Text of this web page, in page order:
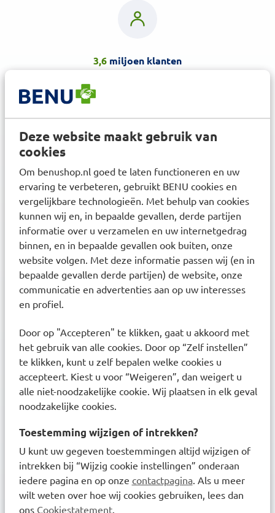
Deze website maakt gebruik van
cookies
Om benushop.nl goed te laten functioneren en uw
ervaring te verbeteren, gebruikt BENU cookies en
vergelijkbare technologieën. Met behulp van cookies
kunnen wij en, in bepaalde gevallen, derde partijen
informatie over u verzamelen en uw internetgedrag
binnen, en in bepaalde gevallen ook buiten, onze
website volgen. Met deze informatie passen wij (en in
bepaalde gevallen derde partijen) de website, onze
communicatie en advertenties aan op uw interesses
en profiel.
Door op "Accepteren" te klikken, gaat u akkoord met
het gebruik van alle cookies. Door op “Zelf instellen”
te klikken, kunt u zelf bepalen welke cookies u
accepteert. Kiest u voor “Weigeren”, dan weigert u
alle niet-noodzakelijke cookie. Wij plaatsen in elk geval
noodzakelijke cookies.
Toestemming wijzigen of intrekken?
U kunt uw gegeven toestemmingen altijd wijzigen of
intrekken bij “Wijzig cookie instellingen” onderaan
iedere pagina en op onze contactpagina. Als u meer
wilt weten over hoe wij cookies gebruiken, lees dan
ons Cookiestatement.
3,6miljoen klanten
Klanten waarderen ons met een8.6
Nieuwsbrief
Ontvang zorgadvies en onze laatste actiesInschrijven
Inschrijven
Inschrijven
Ontdek onze services
Inschrijven bij uw BENU Apotheek
Medicijnen afhalen en bezorgen
Aanmelden afhaalservice
Herhaalservice met recept
Medicijnoverzicht aanvragen
Beoordeling BENU Webshop